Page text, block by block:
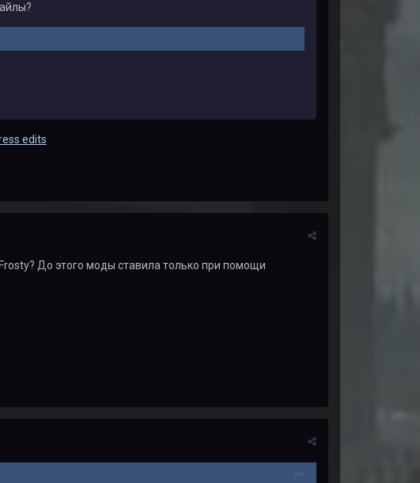
edits
До этого моды ставила только при помощи